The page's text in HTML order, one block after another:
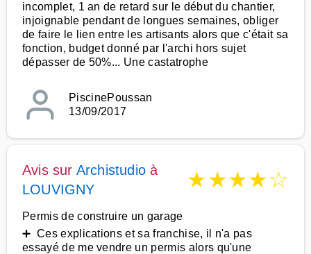
incomplet, 1 an de retard sur le début du chantier,
injoignable pendant de longues semaines, obliger
de faire le lien entre les artisants alors que c'était sa
fonction, budget donné par l'archi hors sujet
dépasser de 50%... Une castatrophe
PiscinePoussan
13/09/2017
Avis sur Archistudio à
LOUVIGNY
★★★★☆
Permis de construire un garage
➕ Ces explications et sa franchise, il n'a pas
essayé de me vendre un permis alors qu'une